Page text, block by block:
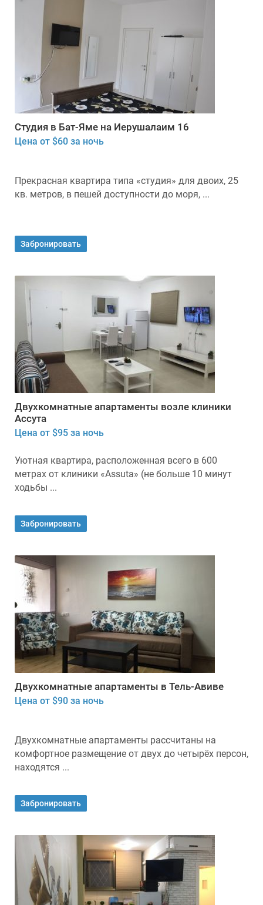
Студия в Бат-Яме на Иерушалаим 16
Цена от $60 за ночь
Прекрасная квартира типа «студия» для двоих, 25
кв. метров, в пешей доступности до моря, ...
Забронировать
Двухкомнатные апартаменты возле клиники
Ассута
Цена от $95 за ночь
Уютная квартира, расположенная всего в 600
метрах от клиники «Assuta» (не больше 10 минут
ходьбы ...
Забронировать
Двухкомнатные апартаменты в Тель-Авиве
Цена от $90 за ночь
Двухкомнатные апартаменты рассчитаны на
комфортное размещение от двух до четырёх персон,
находятся ...
Забронировать